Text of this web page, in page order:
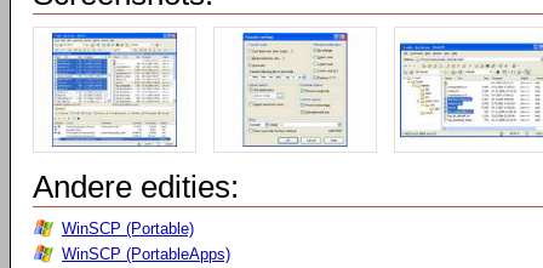
Andere edities:
WinSCP (Portable)
WinSCP (PortableApps)